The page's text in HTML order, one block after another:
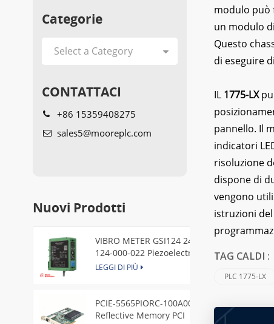
modulo può
un modulo
Questo
di eseguire
IL 1775-LX
pannello. Il
indicatori
risoluzione
dispone di
vengono
istruzioni
TAG CALDI :
PLC 1775-LX
Categorie
CONTATTACI
+86 15359408275
sales5@mooreplc.com
Nuovi Prodotti
VIBRO METER GSI124 244-
124-000-022 Piezoelectric
Pressure Transducer
LEGGI DI PIÙ
PCIE-5565PIORC-100A00
Reflective Memory PCI